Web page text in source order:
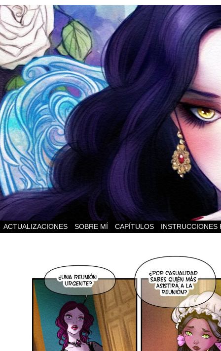
ACTUALIZACIONES SOBRE MÍ CAPÍTULOS INSTRUCCIONES